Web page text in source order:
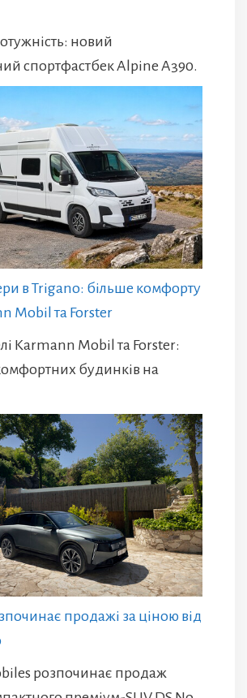
новий
спортфастбек Alpine A390.
в Trigano: більше комфорту
Mobil та Forster
Karmann Mobil та Forster:
будинків на
продажі за ціною від
розпочинає продаж